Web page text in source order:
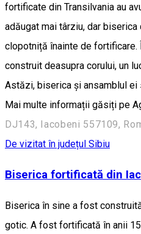
fortificate din Transilvania au
adăugat mai târziu, dar
clopotniță înainte de fortificare.
construit deasupra corului, un
Astăzi, biserica și ansamblul ei
Mai multe informații găsiți pe
DJ143, Iacobeni 557109,
De vizitat în județul Sibiu
Biserica fortificată din
Biserica în sine a fost
gotic. A fost fortificată în anii